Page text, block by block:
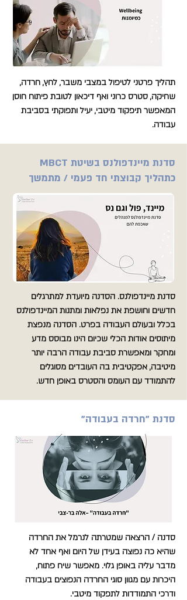
תהליך פרטני לטיפול במצבי משבר, לחץ, חרדה,
שחיקה, סטרס כרוני ואף דיכאון לטובת פיתוח חוסן
המאפשר תיפקוד מיטבי, יעיל ותפוקתי בסביבת
עבודה.
סדנת מיינדפולנס בשיטת MBCT
כתהליך קבוצתי חד פעמי / מתמשך
סדנת מיינדפולנס. הסדנה מיועדת למתרגלים
חדשים וחושפת את נפלאות ומתנות המיינדפולנס
בכלל ובעולם העבודה בפרט. הסדנה מנפצת
מיתוסים אודות הכלי שכיום הינו מבוסס מדע
ומחקר ומאפשרת סביבת עבודה הרבה יותר
מיטיבה, אפקטיבית בה העובדים מסוגלים
להתמודד עם העומס והסטרס באופן חדש.
סדנת "חרדה בעבודה"
סדנה / הרצאה שמטרתה לנרמל את החרדה
שהיא כה נפוצה בעידן של היום ואף אחד לא
מדבר עליה באופן גלוי. מאפשר שיח פתוח,
היכרות עם מגוון סוגי החרדה הנפוצים בעבודה
ודרכי התמודדות לתפקוד מיטבי.